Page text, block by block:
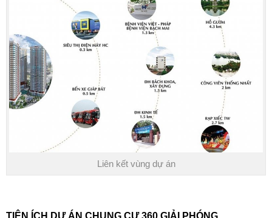
Liên kết vùng dự án
TIỆN ÍCH DỰ ÁN CHUNG CƯ 360 GIẢI PHÓNG